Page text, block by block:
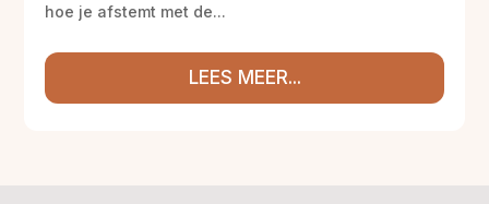
hoe je afstemt met de...
LEES MEER...